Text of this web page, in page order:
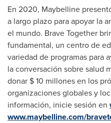
En 2020, Maybelline
a largo plazo para apoyar la
el mundo. Brave Together
fundamental, un centro de
variedad de programas para
la conversación sobre salud
donar $ 10 millones en los
organizaciones globales y
información, inicie sesión en
www.maybelline.com/